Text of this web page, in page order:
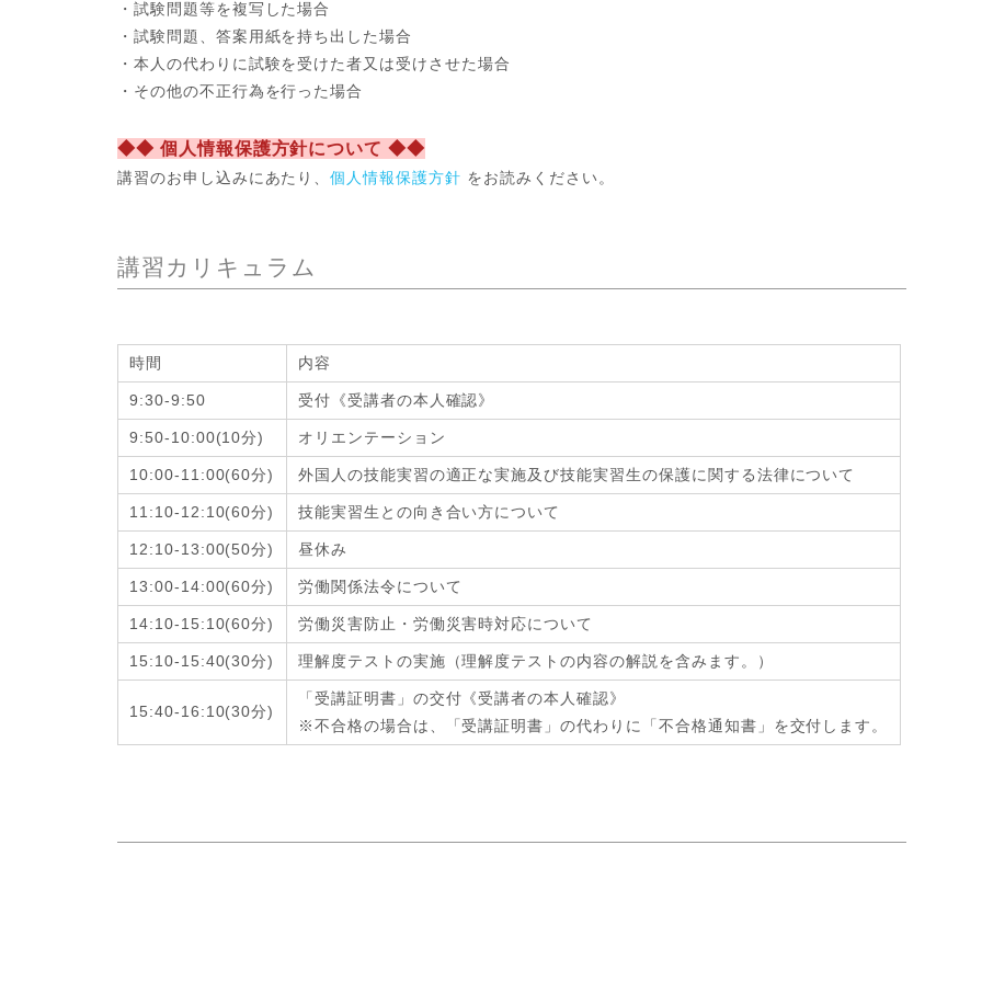
・試験問題等を複写した場合
・試験問題、答案用紙を持ち出した場合
・本人の代わりに試験を受けた者又は受けさせた場合
・その他の不正行為を行った場合
◆◆ 個人情報保護方針について ◆◆
講習のお申し込みにあたり、個人情報保護方針 をお読みください。
講習カリキュラム
時間 内容
9:30-9:50 受付《受講者の本人確認》
9:50-10:00(10分) オリエンテーション
10:00-11:00(60分) 外国人の技能実習の適正な実施及び技能実習生の保護に関する法律について
11:10-12:10(60分) 技能実習生との向き合い方について
12:10-13:00(50分) 昼休み
13:00-14:00(60分) 労働関係法令について
14:10-15:10(60分) 労働災害防止・労働災害時対応について
15:10-15:40(30分) 理解度テストの実施（理解度テストの内容の解説を含みます。）
15:40-16:10(30分)
「受講証明書」の交付《受講者の本人確認》
※不合格の場合は、「受講証明書」の代わりに「不合格通知書」を交付します。